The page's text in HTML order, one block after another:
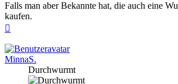
Falls man aber Bekannte hat, die auch eine
kaufen.
MinnaS.
Durchwurmt